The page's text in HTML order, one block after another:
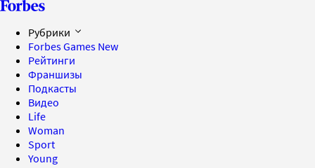
Рубрики
Forbes Games New
Рейтинги
Франшизы
Подкасты
Видео
Life
Woman
Sport
Young